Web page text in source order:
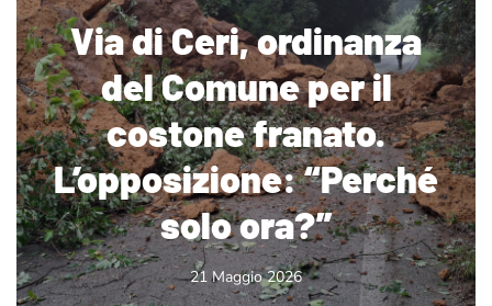
Via di Ceri, ordinanza
del Comune per il
costone franato.
L’opposizione: “Perché
solo ora?”
21 Maggio 2026